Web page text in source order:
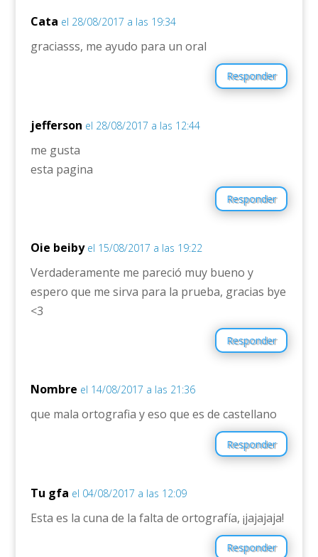
Cata el 28/08/2017 a las 19:34
graciasss, me ayudo para un oral
Responder
jefferson el 28/08/2017 a las 12:44
me gusta
esta pagina
Responder
Oie beiby el 15/08/2017 a las 19:22
Verdaderamente me pareció muy bueno y
espero que me sirva para la prueba, gracias bye
<3
Responder
Nombre el 14/08/2017 a las 21:36
que mala ortografia y eso que es de castellano
Responder
Tu gfa el 04/08/2017 a las 12:09
Esta es la cuna de la falta de ortografía, ¡jajajaja!
Responder